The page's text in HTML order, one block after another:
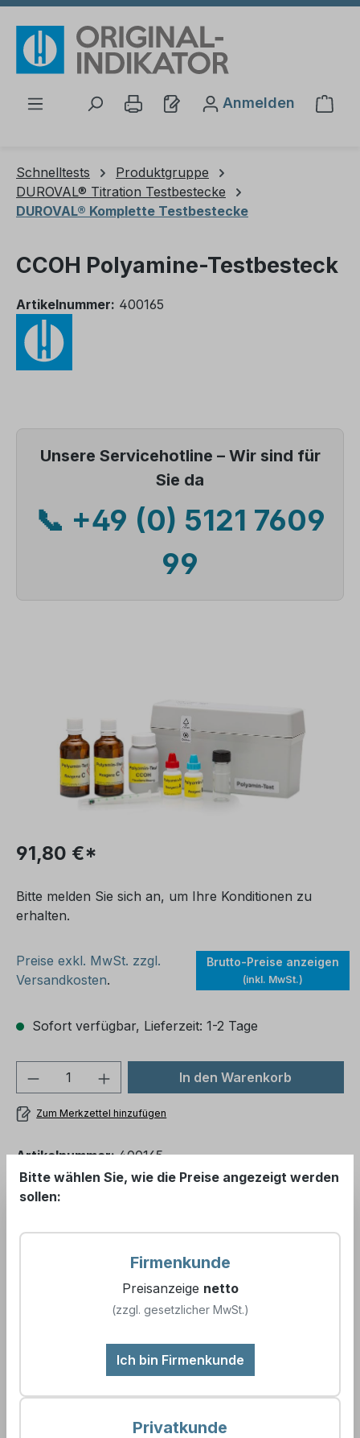
Anmelden
Schnelltests
Produktgruppe
DUROVAL® Titration Testbestecke
DUROVAL® Komplette Testbestecke
CCOH Polyamine-Testbesteck
Artikelnummer: 400165
Unsere Servicehotline – Wir sind für
Sie da
📞 +49 (0) 5121 7609
99
91,80 €*
Bitte melden Sie sich an, um Ihre Konditionen zu
erhalten.
Preise exkl. MwSt. zzgl.
Versandkosten.
Brutto-Preise anzeigen
(inkl. MwSt.)
Sofort verfügbar, Lieferzeit: 1-2 Tage
Produkt Anzahl: Gib denIn den Warenkorb
Zum Merkzettel hinzufügen
Artikelnummer:400165
EAN:
4260682385239
Polyamin-Gehalts in Kreislaufwasser.
Produktspezifische Anpassung der Titrationslösung,
Angebot als PDF
Die eingegebene Stückzahl wird bei der Erstellung des
Angebots berücksichtigt.
Bitte wählen Sie, wie die Preise angezeigt werden
sollen:
Firmenkunde
Preisanzeige netto
(zzgl. gesetzlicher MwSt.)
Ich bin Firmenkunde
Privatkunde